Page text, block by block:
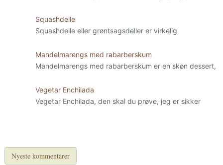
Squashdelle
Squashdelle eller grøntsagsdeller er virkelig
Mandelmarengs med rabarberskum
Mandelmarengs med rabarberskum er en skøn dessert,
Vegetar Enchilada
Vegetar Enchilada, den skal du prøve, jeg er sikker
Nyeste kommentarer